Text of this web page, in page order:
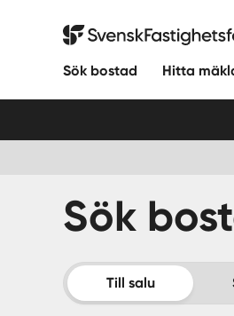
Svensk
Sök bostad Hitta
Sök
Till salu